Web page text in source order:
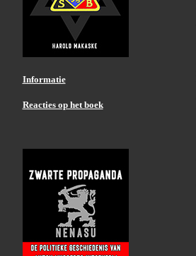
Informatie
Reacties op het boek